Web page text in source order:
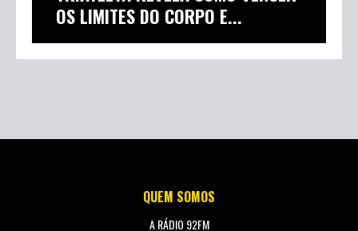
OS LIMITES DO CORPO E...
QUEM SOMOS
A RÁDIO 92FM